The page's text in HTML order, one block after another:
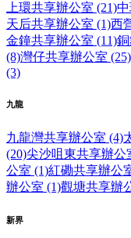
上環共享辦公室 (21)
天后共享辦公室 (1)西
金鐘共享辦公室 (11)
(8)灣仔共享辦公室 (25)
(3)
九龍
九龍灣共享辦公室 (4)
(20)尖沙咀東共享辦公
公室 (1)紅磡共享辦公
辦公室 (1)觀塘共享辦
新界